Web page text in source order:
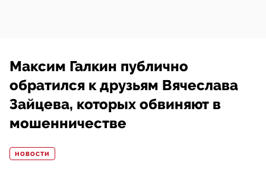
Максим Галкин публично
обратился к друзьям Вячеслава
Зайцева, которых обвиняют в
мошенничестве
НОВОСТИ